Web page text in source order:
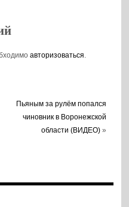
авторизоваться.
Пьяным за рулём попался
чиновник в Воронежской
области (ВИДЕО) »